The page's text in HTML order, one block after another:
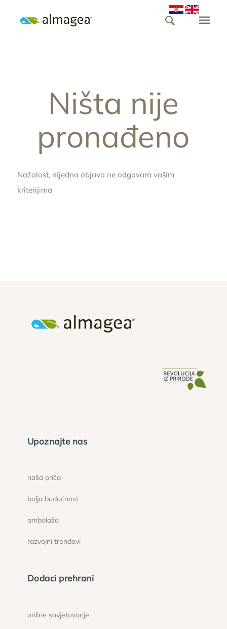
Ništa nije
pronađeno
Nažalost, nijedna objava ne odgovara vašim
kriterijima
Upoznajte nas
naša priča
bolja budućnost
ambalaža
razvojni trendovi
Dodaci prehrani
online savjetovanje